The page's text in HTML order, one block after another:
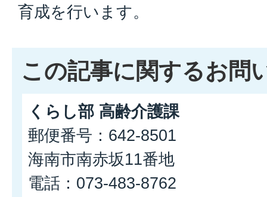
育成を行います。
この記事に関するお問
くらし部 高齢介護課
郵便番号：642-8501
海南市南赤坂11番地
電話：073-483-8762